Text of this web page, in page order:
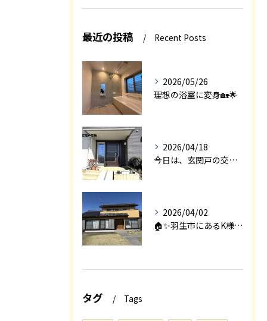
最近の投稿 Recent Posts
2026/05/26
理想の浴室に変身🏡🌟
2026/04/18
今日は、玄関戸の交換工事をご紹介します🚪✨。
2026/04/02
🏠✨羽生市にあるK様邸は、2008年に㈱エアロックで新築され...
タグ Tags